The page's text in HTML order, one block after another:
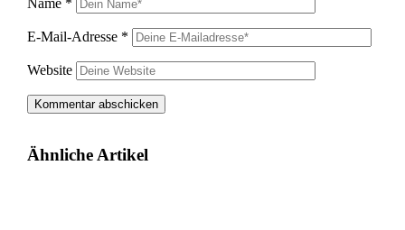
Name *
E-Mail-Adresse *
Website
Ähnliche Artikel